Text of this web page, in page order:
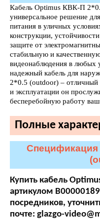
Кабель Optimus КВК-П
универсальное решение
питания в уличных
конструкции,
защите от
стабильную и
видеонаблюдения в любых
надежный кабель для
2*0.5 (outdoor) –
и эксплуатации он
бесперебойную работу
Полные
Спецификация
Купить кабель
артикулом
посредников,
почте: glazgo-